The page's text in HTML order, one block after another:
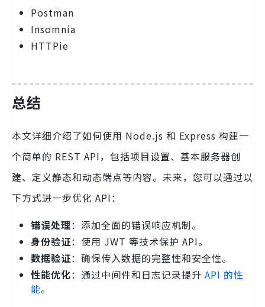
Postman
Insomnia
HTTPie
总结
本文详细介绍了如何使用 Node.js 和 Express 构建一
个简单的 REST API，包括项目设置、基本服务器创
建、定义静态和动态端点等内容。未来，您可以通过以
下方式进一步优化 API：
错误处理：添加全面的错误响应机制。
身份验证：使用 JWT 等技术保护 API。
数据验证：确保传入数据的完整性和安全性。
性能优化：通过中间件和日志记录提升 API 的性
能。